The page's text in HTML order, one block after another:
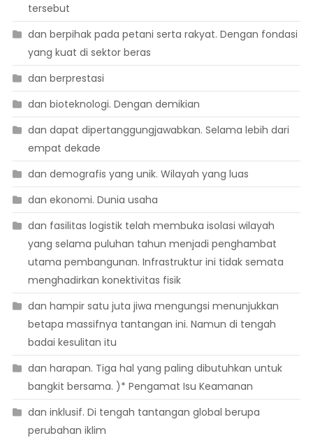
tersebut
dan berpihak pada petani serta rakyat. Dengan fondasi
yang kuat di sektor beras
dan berprestasi
dan bioteknologi. Dengan demikian
dan dapat dipertanggungjawabkan. Selama lebih dari
empat dekade
dan demografis yang unik. Wilayah yang luas
dan ekonomi. Dunia usaha
dan fasilitas logistik telah membuka isolasi wilayah
yang selama puluhan tahun menjadi penghambat
utama pembangunan. Infrastruktur ini tidak semata
menghadirkan konektivitas fisik
dan hampir satu juta jiwa mengungsi menunjukkan
betapa massifnya tantangan ini. Namun di tengah
badai kesulitan itu
dan harapan. Tiga hal yang paling dibutuhkan untuk
bangkit bersama. )* Pengamat Isu Keamanan
dan inklusif. Di tengah tantangan global berupa
perubahan iklim